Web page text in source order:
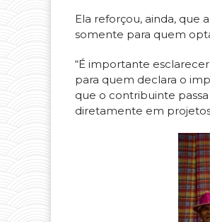
Ela reforçou, ainda, que
somente para quem
“É importante
para quem declara o
que o contribuinte
diretamente em projetos